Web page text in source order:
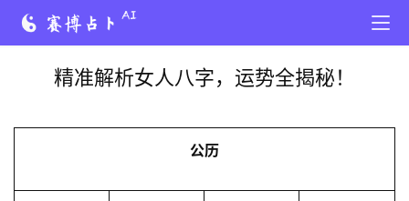
精准解析女人八字，运势全揭秘！
公历